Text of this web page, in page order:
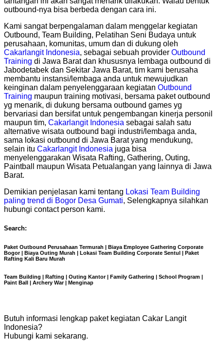
outbound-nya bisa berbeda dengan cara ini.
Kami sangat berpengalaman dalam menggelar kegiatan
Outbound, Team Building, Pelatihan Seni Budaya untuk
perusahaan, komunitas, umum dan di dukung oleh
Cakarlangit Indonesia, sebagai sebuah provider Outbound
Training di Jawa Barat dan khususnya lembaga outbound di
Jabodetabek dan Sekitar Jawa Barat, tim kami berusaha
membantu instansi/lembaga anda untuk mewujudkan
keinginan dalam penyelenggaraan kegiatan Outbound
Training maupun training motivasi, bersama paket outbound
yg menarik, di dukung bersama outbound games yg
bervariasi dan bersifat untuk pengembangan kinerja personil
maupun tim, Cakarlangit Indonesia sebagai salah satu
alternative wisata outbound bagi industri/lembaga anda,
sama lokasi outbound di Jawa Barat yang mendukung,
selain itu Cakarlangit Indonesia juga bisa
menyelenggarakan Wisata Rafting, Gathering, Outing,
Paintball maupun Wisata Petualangan yang lainnya di Jawa
Barat.
Demikian penjelasan kami tentang Lokasi Team Building
paling trend di Bogor Desa Gumati, Selengkapnya silahkan
hubungi contact person kami.
Search:
Paket Outbound Perusahaan Termurah | Biaya Employee Gathering Corporate
Bogor | Biaya Outing Murah | Lokasi Team Building Corporate Sentul | Paket
Rafting Kali Baru Murah
Team Building | Rafting | Outing Kantor | Family Gathering | School Program |
Paint Ball | Archery War | Menginap
Butuh informasi lengkap paket kegiatan Cakar Langit
Indonesia?
Hubungi kami sekarang.